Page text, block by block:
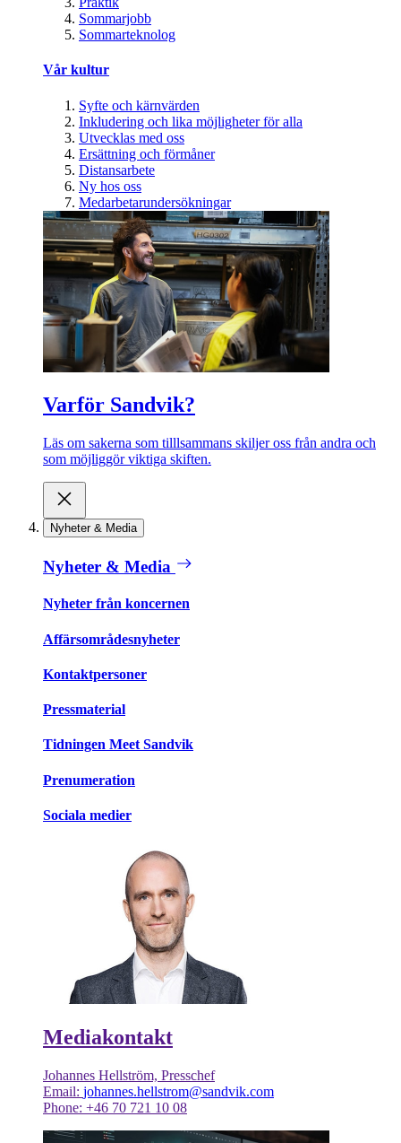
Sommarjobb
Sommarteknolog
Vår kultur
Syfte och kärnvärden
Inkludering och lika möjligheter för alla
Utvecklas med oss
Ersättning och förmåner
Distansarbete
Ny hos oss
Medarbetarundersökningar
Varför Sandvik?
Läs om sakerna som tilllsammans skiljer oss från andra och
som möjliggör viktiga skiften.
Nyheter & Media
Nyheter & Media
Nyheter från koncernen
Affärsområdesnyheter
Kontaktpersoner
Pressmaterial
Tidningen Meet Sandvik
Prenumeration
Sociala medier
Mediakontakt
Johannes Hellström, Presschef
Email: johannes.hellstrom@sandvik.com
Phone: +46 70 721 10 08